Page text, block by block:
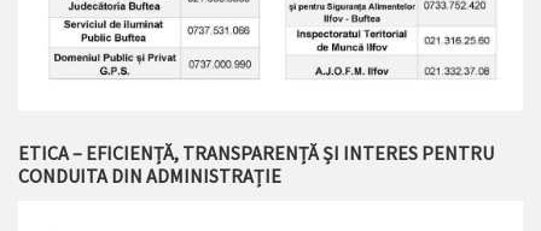
ETICA – EFICIENȚĂ, TRANSPARENȚĂ ȘI INTERES PENTRU
CONDUITA DIN ADMINISTRAȚIE